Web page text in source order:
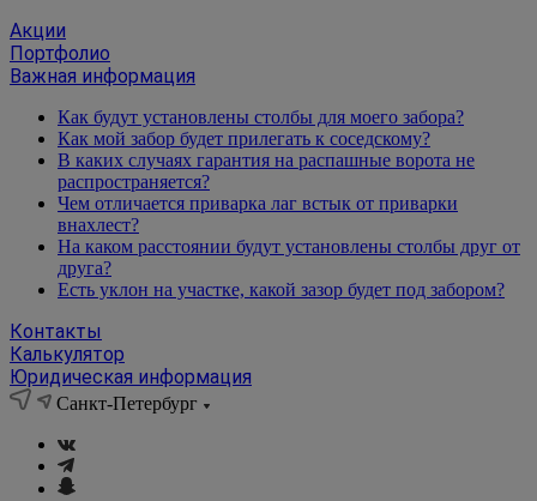
Акции
Портфолио
Важная информация
Как будут установлены столбы для моего забора?
Как мой забор будет прилегать к соседскому?
В каких случаях гарантия на распашные ворота не
распространяется?
Чем отличается приварка лаг встык от приварки
внахлест?
На каком расстоянии будут установлены столбы друг от
друга?
Есть уклон на участке, какой зазор будет под забором?
Контакты
Калькулятор
Юридическая информация
Санкт-Петербург